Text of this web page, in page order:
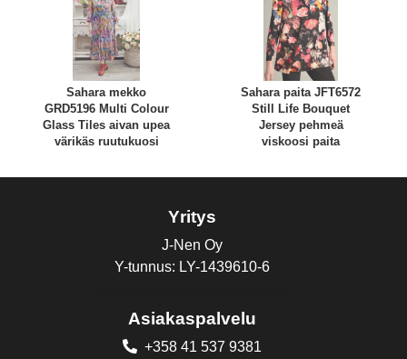
Sahara mekko
GRD5196 Multi Colour
Glass Tiles aivan upea
värikäs ruutukuosi
Sahara paita JFT6572
Still Life Bouquet
Jersey pehmeä
viskoosi paita
Yritys
J-Nen Oy
Y-tunnus: LY-1439610-6
Asiakaspalvelu
+358 41 537 9381